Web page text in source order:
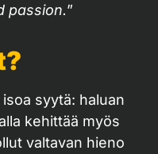
passion.”
syytä: haluan
kehittää myös
valtavan hieno